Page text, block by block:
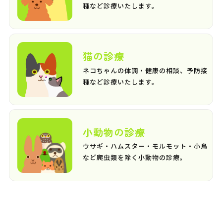
種など診療いたします。
猫の診療
ネコちゃんの体調・健康の相談、予防接
種など診療いたします。
小動物の診療
ウサギ・ハムスター・モルモット・小鳥
など爬虫類を除く小動物の診療。